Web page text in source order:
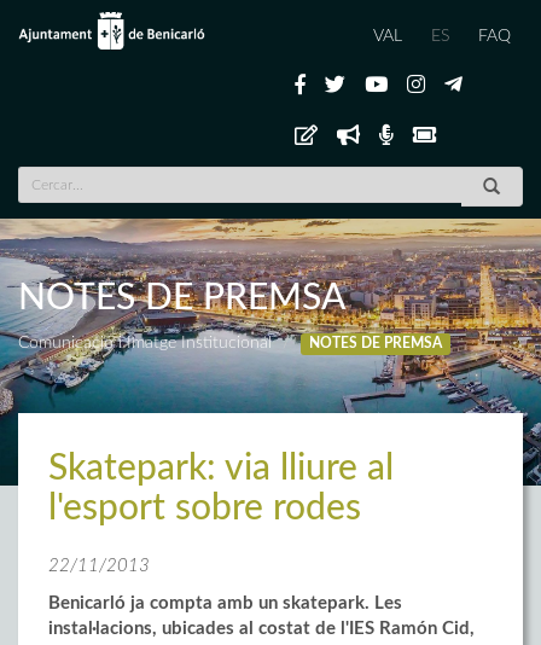
VAL ES FAQ
NOTES DE PREMSA
Comunicació i Imatge Institucional NOTES DE PREMSA
Skatepark: via lliure al
l'esport sobre rodes
22/11/2013
Benicarló ja compta amb un skatepark. Les
instal·lacions, ubicades al costat de l'IES Ramón Cid,